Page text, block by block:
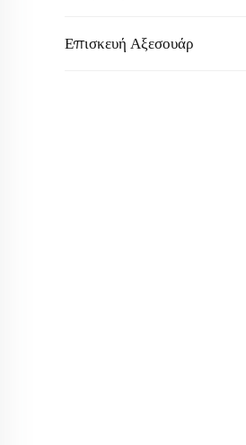
Επισκευή Αξεσουάρ